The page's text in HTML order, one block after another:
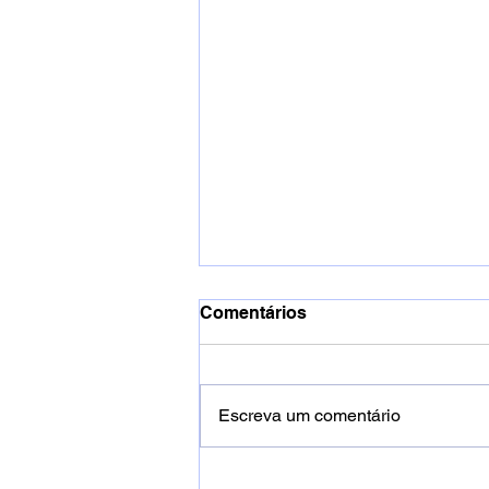
Comentários
Escreva um comentário